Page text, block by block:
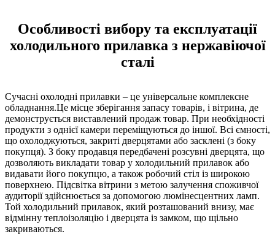
Особливості вибору та експлуатації
холодильного прилавка з нержавіючої
сталі
Сучасні охолодні прилавки – це універсальне комплексне
обладнання.Це місце зберігання запасу товарів, і вітрина, де
демонструється виставлений продаж товар. При необхідності
продукти з однієї камери переміщуються до іншої. Всі ємності,
що охолоджуються, закриті дверцятами або засклені (з боку
покупця). З боку продавця передбачені розсувні дверцята, що
дозволяють викладати товар у холодильний прилавок або
видавати його покупцю, а також робочий стіл із широкою
поверхнею. Підсвітка вітрини з метою залучення споживчої
аудиторії здійснюється за допомогою люмінесцентних ламп.
Той холодильний прилавок, який розташований внизу, має
відмінну теплоізоляцію і дверцята із замком, що щільно
закриваються.